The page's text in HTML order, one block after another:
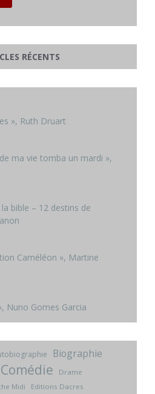
RÉCENTS
», Ruth Druart
ma vie tomba un mardi »,
bible – 12 destins de
Caméléon », Martine
Nuno Gomes Garcia
Biographie
Comédie
Drame
Midi
Editions Dacres